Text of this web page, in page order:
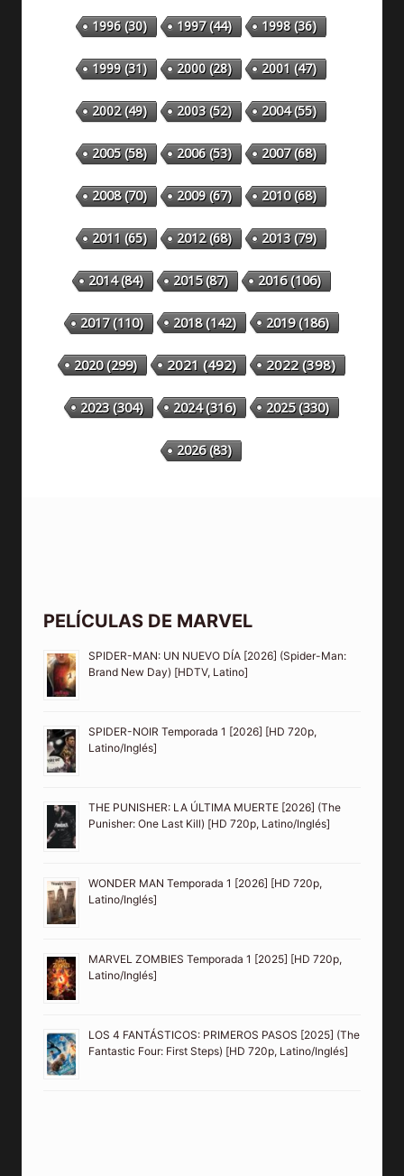
1996(30) 1997(44) 1998(36)
1999(31) 2000(28) 2001 (47)
2002(49) 2003(52) 2004(55)
2005(58) 2006(53) 2007(68)
2008(70) 2009(67) 2010(68)
2011 (65) 2012(68) 2013(79)
2014(84) 2015(87) 2016(106)
2017(110) 2018(142) 2019(186)
2020(299) 2021(492) 2022(398)
2023(304) 2024(316) 2025(330)
2026(83)
PELÍCULAS DE MARVEL
SPIDER-MAN: UN NUEVO DÍA [2026] (Spider-Man:
Brand New Day) [HDTV, Latino]
SPIDER-NOIR Temporada 1 [2026] [HD 720p,
Latino/Inglés]
THE PUNISHER: LA ÚLTIMA MUERTE [2026] (The
Punisher: One Last Kill) [HD 720p, Latino/Inglés]
WONDER MAN Temporada 1 [2026] [HD 720p,
Latino/Inglés]
MARVEL ZOMBIES Temporada 1 [2025] [HD 720p,
Latino/Inglés]
LOS 4 FANTÁSTICOS: PRIMEROS PASOS [2025] (The
Fantastic Four: First Steps) [HD 720p, Latino/Inglés]